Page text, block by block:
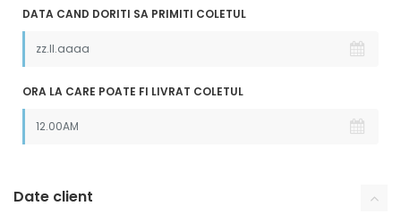
DATA CAND DORITI SA PRIMITI COLETUL
ORA LA CARE POATE FI LIVRAT COLETUL
Date client